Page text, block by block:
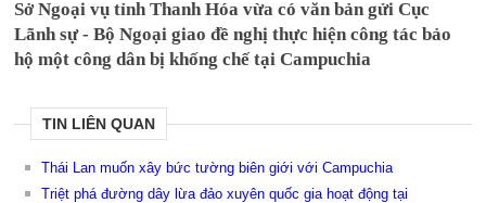
Sở Ngoại vụ tỉnh Thanh Hóa vừa có văn bản gửi Cục
Lãnh sự - Bộ Ngoại giao đề nghị thực hiện công tác bảo
hộ một công dân bị khống chế tại Campuchia
TIN LIÊN QUAN
Thái Lan muốn xây bức tường biên giới với Campuchia
Triệt phá đường dây lừa đảo xuyên quốc gia hoạt động tại